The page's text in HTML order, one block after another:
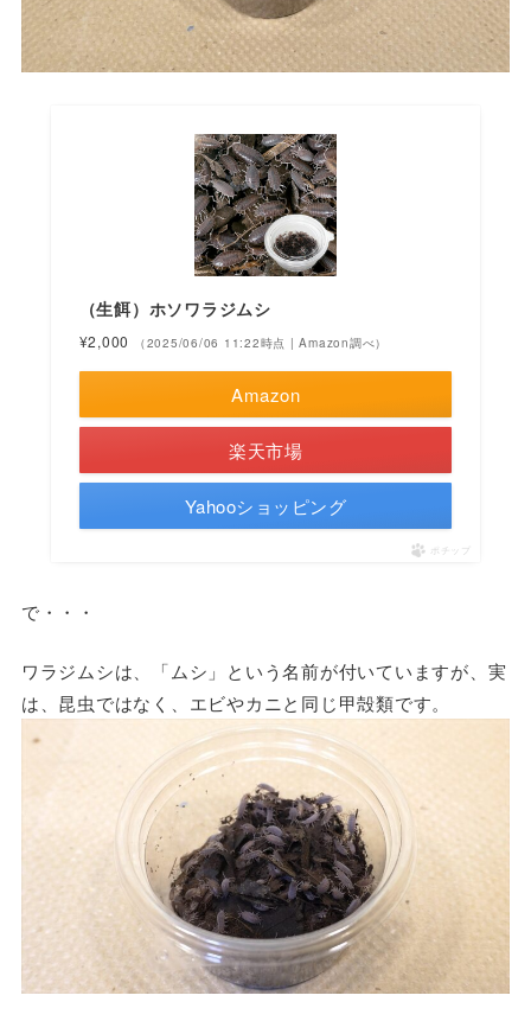
（生餌）ホソワラジムシ
¥2,000 （2025/06/06 11:22時点 | Amazon調べ）
Amazon
楽天市場
Yahooショッピング
ポチップ
で・・・
ワラジムシは、「ムシ」という名前が付いていますが、実
は、昆虫ではなく、エビやカニと同じ甲殻類です。